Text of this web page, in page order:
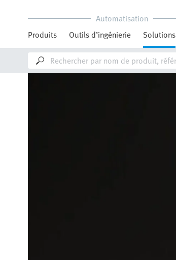
Automatisation
Produits
Outils d’ingénierie Solutions